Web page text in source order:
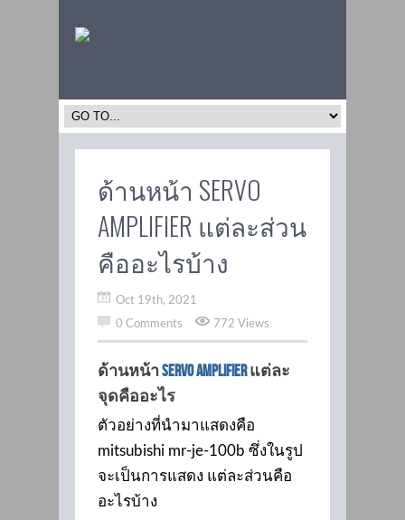
ด้านหน้า SERVO
AMPLIFIER แต่ละส่วน
คืออะไรบ้าง
Oct 19th, 2021
0 Comments
772 Views
ด้านหน้าservo amplifierแต่ละ
จุดคืออะไร
ตัวอย่างที่นำมาแสดงคือ
mitsubishi mr-je-100b ซึ่งในรูป
จะเป็นการแสดง แต่ละส่วนคือ
อะไรบ้าง